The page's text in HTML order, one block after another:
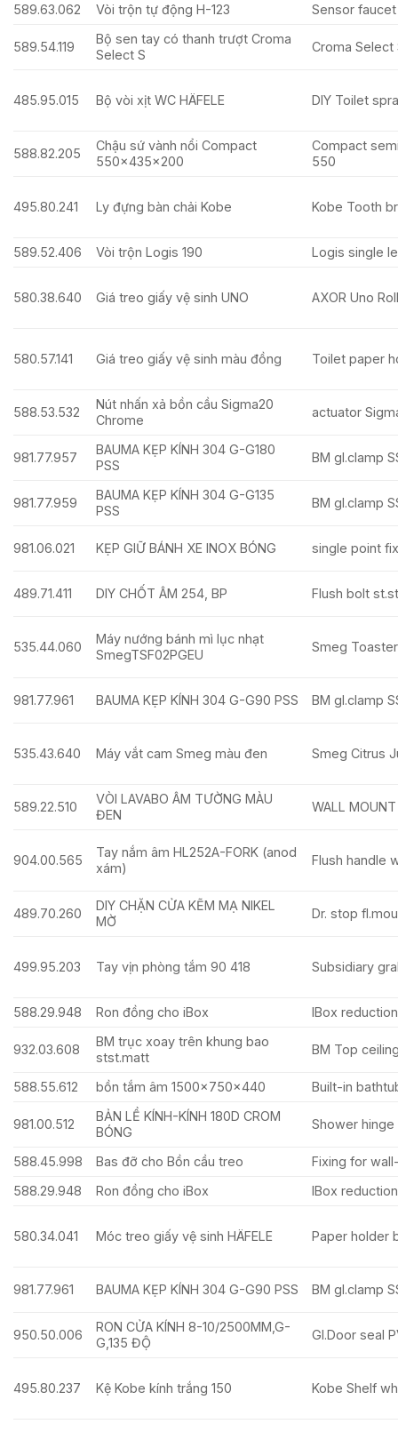
589.63.062 Vòi trộn tự động H-123 Sensor faucet
589.54.119
Bộ sen tay có thanh trượt Croma
Select S
Croma Select
485.95.015 Bộ vòi xịt WC HÄFELE DIY Toilet
588.82.205
Chậu sứ vành nổi Compact
550x435x200
Compact
550
495.80.241 Ly đựng bàn chải Kobe Kobe Tooth
589.52.406 Vòi trộn Logis 190 Logis single
580.38.640 Giá treo giấy vệ sinh UNO AXOR Uno
580.57.141 Giá treo giấy vệ sinh màu đồng Toilet paper
588.53.532
Nút nhấn xả bồn cầu Sigma20
Chrome
actuator
981.77.957
BAUMA KẸP KÍNH 304 G-G180
PSS
BM gl.clamp
981.77.959
BAUMA KẸP KÍNH 304 G-G135
PSS
BM gl.clamp
981.06.021 KẸP GIỮ BÁNH XE INOX BÓNG single point
489.71.411 DIY CHỐT ÂM 254, BP Flush bolt
535.44.060
Máy nướng bánh mì lục nhạt
SmegTSF02PGEU
Smeg
981.77.961 BAUMA KẸP KÍNH 304 G-G90 PSS BM gl.clamp
535.43.640 Máy vắt cam Smeg màu đen Smeg Citrus
589.22.510
VÒI LAVABO ÂM TƯỜNG MÀU
ĐEN
WALL
904.00.565
Tay nắm âm HL252A-FORK (anod
xám)
Flush handle
489.70.260
DIY CHẶN CỬA KẼM MẠ NIKEL
MỜ
Dr. stop
499.95.203 Tay vịn phòng tắm 90 418 Subsidiary
588.29.948 Ron đồng cho iBox IBox
932.03.608
BM trục xoay trên khung bao
stst.matt
BM Top
588.55.612 bồn tắm âm 1500x750x440 Built-in
981.00.512
BẢN LỀ KÍNH-KÍNH 180D CROM
BÓNG
Shower
588.45.998 Bas đỡ cho Bồn cầu treo
Fixing for
588.29.948
Ron đồng cho iBox IBox
580.34.041 Móc treo giấy vệ sinh HÄFELE Paper holder
981.77.961 BAUMA KẸP KÍNH 304 G-G90 PSS BM gl.clamp
950.50.006
RON CỬA KÍNH 8-10/2500MM,G-
G,135 ĐỘ
Gl.Door seal
495.80.237 Kệ Kobe kính trắng 150 Kobe Shelf